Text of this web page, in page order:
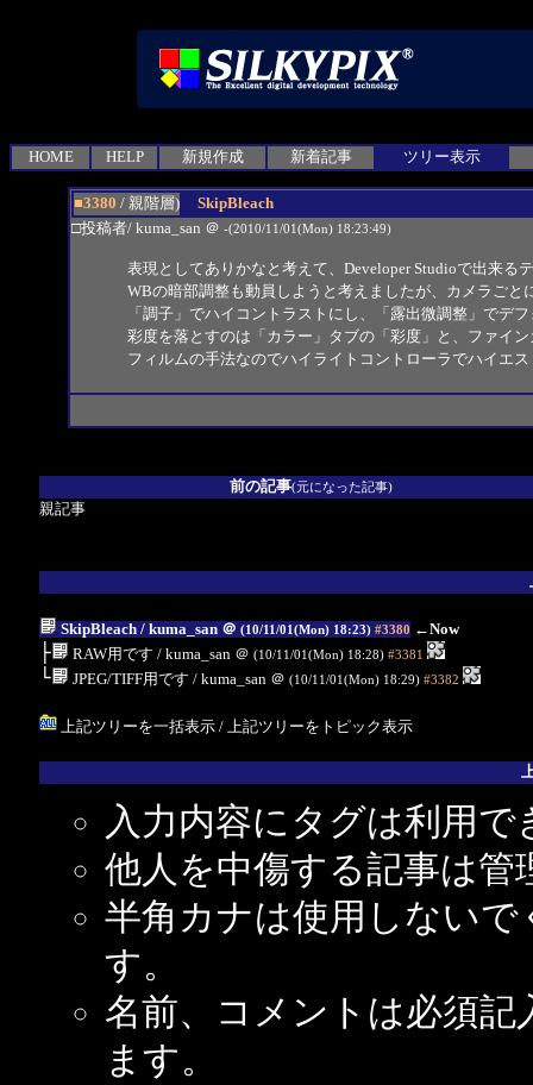
HOME HELP 新規作成 新着記事 ツリー表示
■3380 / 親階層)
SkipBleach
□投稿者/ kuma_san ＠ -(2010/11/01(Mon) 18:23:49)
表現としてありかなと考えて、Developer Studioで出来る
WBの暗部調整も動員しようと考えましたが、カメラご
「調子」でハイコントラストにし、「露出微調整」でデ
彩度を落とすのは「カラー」タブの「彩度」と、ファイ
フィルムの手法なのでハイライトコントローラでハイエ
前の記事(元になった記事)
親記事
SkipBleach/ kuma_san ＠ (10/11/01(Mon) 18:23) #3380 ←Now
├ RAW用です / kuma_san ＠ (10/11/01(Mon) 18:28) #3381
└ JPEG/TIFF用です / kuma_san ＠ (10/11/01(Mon) 18:29) #3382
上記ツリーを一括表示/ 上記ツリーをトピック表示
入力内容にタグは利用で
他人を中傷する記事は管
半角カナは使用しない
す。
名前、コメントは必須
ます。